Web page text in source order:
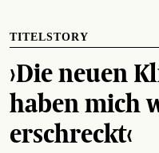
TITELSTORY
›Die neuen
haben mich
erschreckt‹